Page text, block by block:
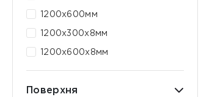
1200x600мм
1200х300х8мм
1200х600х8мм
Поверхня